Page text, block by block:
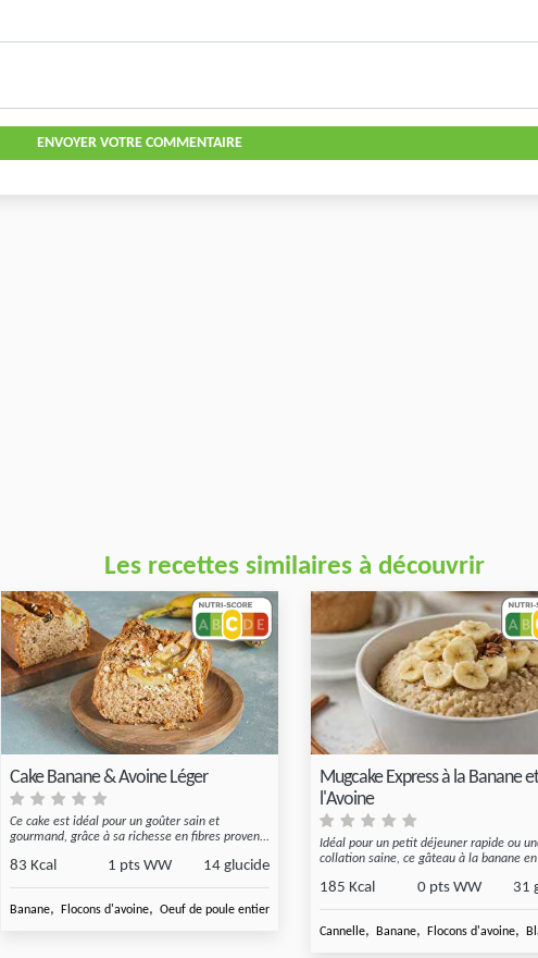
ENVOYER VOTRE COMMENTAIRE
Les recettes similaires à découvrir
Cake Banane & Avoine Léger
Ce cake est idéal pour un goûter sain et
gourmand, grâce à sa richesse en fibres proven...
83 Kcal 1 pts WW 14 glucide
Banane, Flocons d'avoine, Oeuf de poule entier Blanc d'oeuf de,Sucre blanc
Mugcake Express à la Banane
l'Avoine
Idéal pour un petit déjeuner rapide ou
collation saine, ce gâteau à la banane
185 Kcal 0 pts WW 31
Cannelle, Banane, Flocons d'avoine,